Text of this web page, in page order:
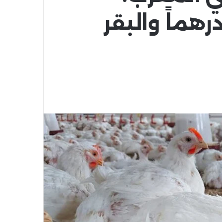
يحلق إلى 25 درهماً والبقر